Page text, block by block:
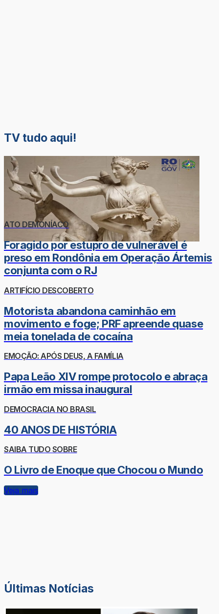
TV tudo aqui!
ATO DEMONÍACO
Foragido por estupro de vulnerável é
preso em Rondônia em Operação Ártemis
conjunta com o RJ
ARTIFÍCIO DESCOBERTO
Motorista abandona caminhão em
movimento e foge; PRF apreende quase
meia tonelada de cocaína
EMOÇÃO: APÓS DEUS, A FAMÍLIA
Papa Leão XIV rompe protocolo e abraça
irmão em missa inaugural
DEMOCRACIA NO BRASIL
40 ANOS DE HISTÓRIA
SAIBA TUDO SOBRE
O Livro de Enoque que Chocou o Mundo
Veja mais
Últimas Notícias